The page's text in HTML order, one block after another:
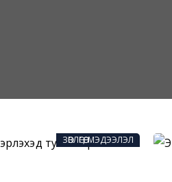
ЗӨВЛӨГӨӨ, МЭДЭЭЛЭЛ